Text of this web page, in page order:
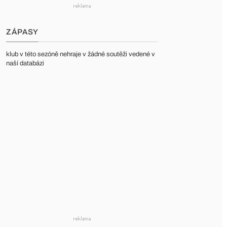
ZÁPASY
klub v této sezóně nehraje v žádné soutěži vedené v
naší databázi